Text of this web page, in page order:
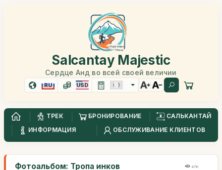
Salcantay Majestic
Сердце Анд во всей своей величии
RU USD
ТРЕК БРОНИРОВАНИЕ
САЛЬКАНТАЙ
ИНФОРМАЦИЯ
ОБСЛУЖИВАНИЕ КЛИЕНТОВ
Фотоальбом: Тропа инков 47K